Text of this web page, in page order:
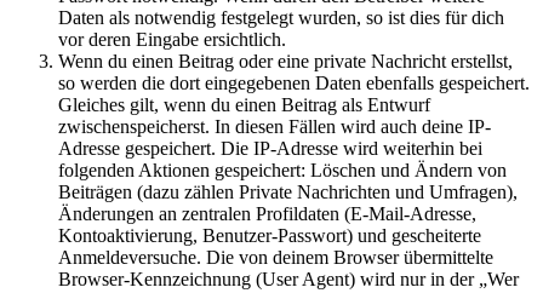
Daten als notwendig festgelegt wurden, so ist dies für dich
vor deren Eingabe ersichtlich.
Wenn du einen Beitrag oder eine private Nachricht erstellst,
so werden die dort eingegebenen Daten ebenfalls gespeichert.
Gleiches gilt, wenn du einen Beitrag als Entwurf
zwischenspeicherst. In diesen Fällen wird auch deine IP-
Adresse gespeichert. Die IP-Adresse wird weiterhin bei
folgenden Aktionen gespeichert: Löschen und Ändern von
Beiträgen (dazu zählen Private Nachrichten und Umfragen),
Änderungen an zentralen Profildaten (E-Mail-Adresse,
Kontoaktivierung, Benutzer-Passwort) und gescheiterte
Anmeldeversuche. Die von deinem Browser übermittelte
Browser-Kennzeichnung (User Agent) wird nur in der „Wer